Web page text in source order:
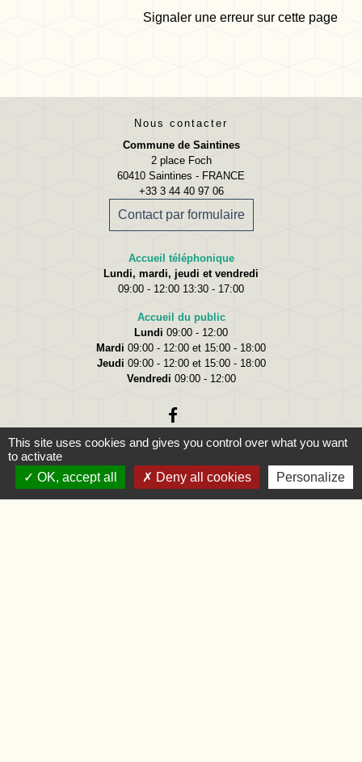
Signaler une erreur sur cette page
Nous contacter
Commune de Saintines
2 place Foch
60410 Saintines - FRANCE
+33 3 44 40 97 06
Contact par formulaire
Accueil téléphonique
Lundi, mardi, jeudi et vendredi
09:00 - 12:00 13:30 - 17:00
Accueil du public
Lundi 09:00 - 12:00
Mardi 09:00 - 12:00 et 15:00 - 18:00
Jeudi 09:00 - 12:00 et 15:00 - 18:00
Vendredi 09:00 - 12:00
This site uses cookies and gives you control over what you want
to activate
OK, accept all
Deny all cookies Personalize